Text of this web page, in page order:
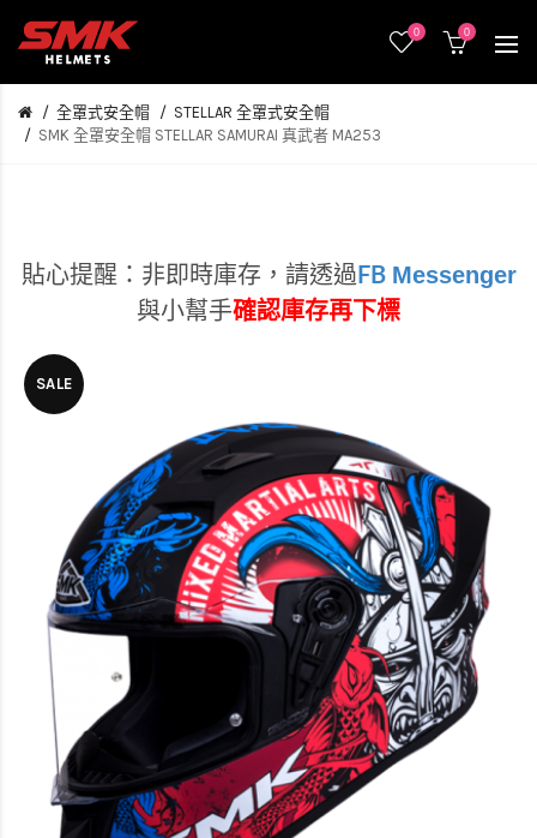
0 0
全罩式安全帽
STELLAR 全罩式安全帽
SMK 全罩安全帽 STELLAR SAMURAI 真武者 MA253
貼心提醒：非即時庫存， 請透過 FB Messenger
與小幫手確認庫存再下標
SALE